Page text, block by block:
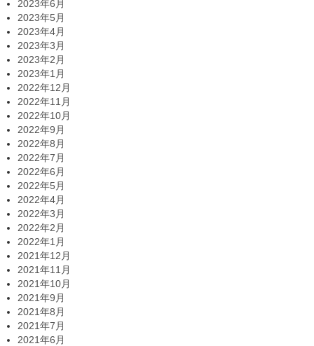
2023年6月
2023年5月
2023年4月
2023年3月
2023年2月
2023年1月
2022年12月
2022年11月
2022年10月
2022年9月
2022年8月
2022年7月
2022年6月
2022年5月
2022年4月
2022年3月
2022年2月
2022年1月
2021年12月
2021年11月
2021年10月
2021年9月
2021年8月
2021年7月
2021年6月